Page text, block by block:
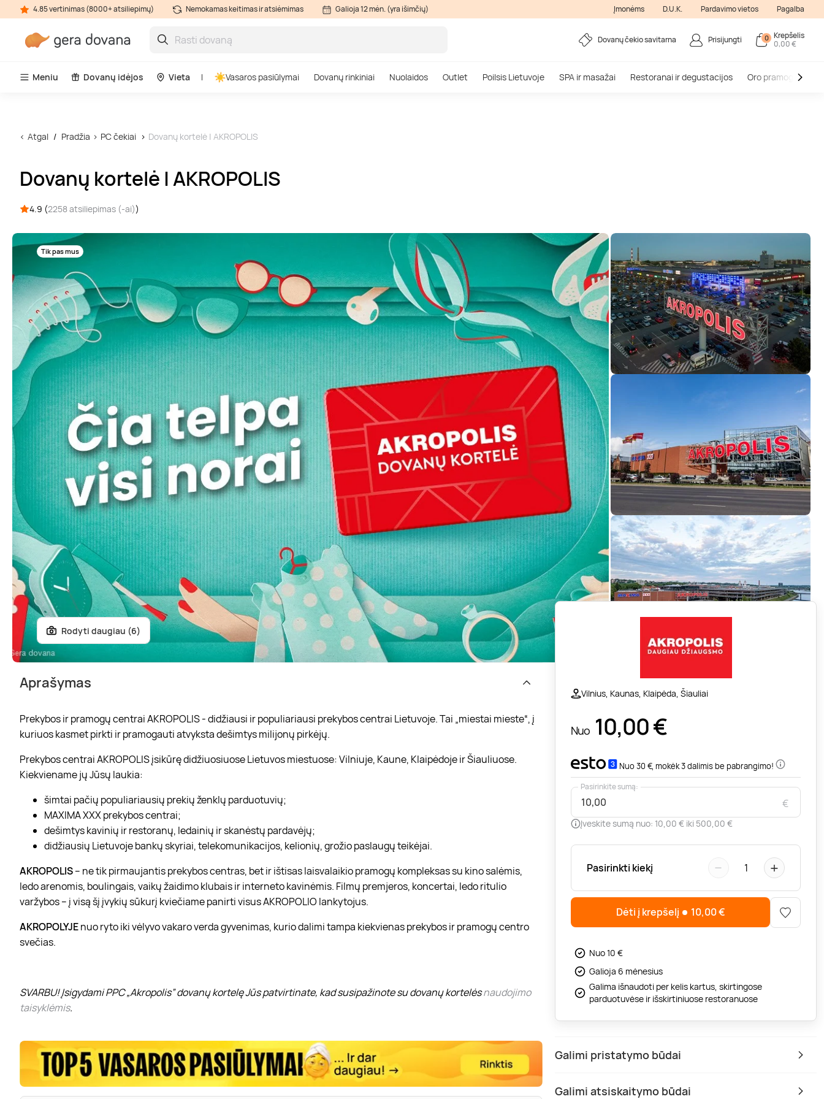
4.85 vertinimas (8000+ atsiliepimų) Nemokamas keitimas ir atsiėmimas Galioja 12 mėn. (yra išimčių) Įmonėms D.U.K. Pardavimo vietos Pagalba
Dovanų čekio savitarna Prisijungti 0 Krepšelis
0,00 €
Meniu Dovanų idėjos Vieta Vasaros pasiūlymai Dovanų rinkiniai Nuolaidos Outlet Poilsis Lietuvoje SPA ir masažai Restoranai ir degustacijos Oro pramogos
Atgal Pradžia PC čekiai Dovanų kortelė | AKROPOLIS
Dovanų kortelė | AKROPOLIS
4.9 (2258 atsiliepimas (-ai))
Tik pas mus
Rodyti daugiau (6)
Vilnius, Kaunas, Klaipėda, Šiauliai
Nuo 10,00€
Nuo 30 €, mokėk 3 dalimis be pabrangimo!
€
Pasirinkite sumą:
Įveskite sumą nuo: 10,00 € iki 500,00 €
Pasirinkti kiekį − 1 +
Dėti į krepšelį 10,00€
Nuo 10 €
Galioja 6 mėnesius
Galima išnaudoti per kelis kartus, skirtingose
parduotuvėse ir išskirtiniuose restoranuose
Galimi pristatymo būdai
Galimi atsiskaitymo būdai
Aprašymas
Prekybos ir pramogų centrai AKROPOLIS - didžiausi ir populiariausi prekybos centrai Lietuvoje. Tai „miestai mieste“, į
kuriuos kasmet pirkti ir pramogauti atvyksta dešimtys milijonų pirkėjų.
Prekybos centrai AKROPOLIS įsikūrę didžiuosiuose Lietuvos miestuose: Vilniuje, Kaune, Klaipėdoje ir Šiauliuose.
Kiekviename jų Jūsų laukia:
šimtai pačių populiariausių prekių ženklų parduotuvių;
MAXIMA XXX prekybos centrai;
dešimtys kavinių ir restoranų, ledainių ir skanėstų pardavėjų;
didžiausių Lietuvoje bankų skyriai, telekomunikacijos, kelionių, grožio paslaugų teikėjai.
AKROPOLIS– ne tik pirmaujantis prekybos centras, bet ir ištisas laisvalaikio pramogų kompleksas su kino salėmis,
ledo arenomis, boulingais, vaikų žaidimo klubais ir interneto kavinėmis. Filmų premjeros, koncertai, ledo ritulio
varžybos – į visą šį įvykių sūkurį kviečiame panirti visus AKROPOLIO lankytojus.
AKROPOLYJEnuo ryto iki vėlyvo vakaro verda gyvenimas, kurio dalimi tampa kiekvienas prekybos ir pramogų centro
svečias.
SVARBU! Įsigydami PPC „Akropolis” dovanų kortelę Jūs patvirtinate, kad susipažinote su dovanų kortelėsnaudojimo
taisyklėmis.